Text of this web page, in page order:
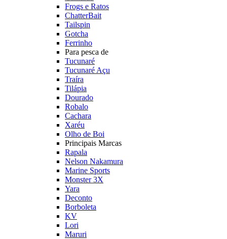
Frogs e Ratos
ChatterBait
Tailspin
Gotcha
Ferrinho
Para pesca de
Tucunaré
Tucunaré Açu
Traíra
Tilápia
Dourado
Robalo
Cachara
Xaréu
Olho de Boi
Principais Marcas
Rapala
Nelson Nakamura
Marine Sports
Monster 3X
Yara
Deconto
Borboleta
KV
Lori
Maruri